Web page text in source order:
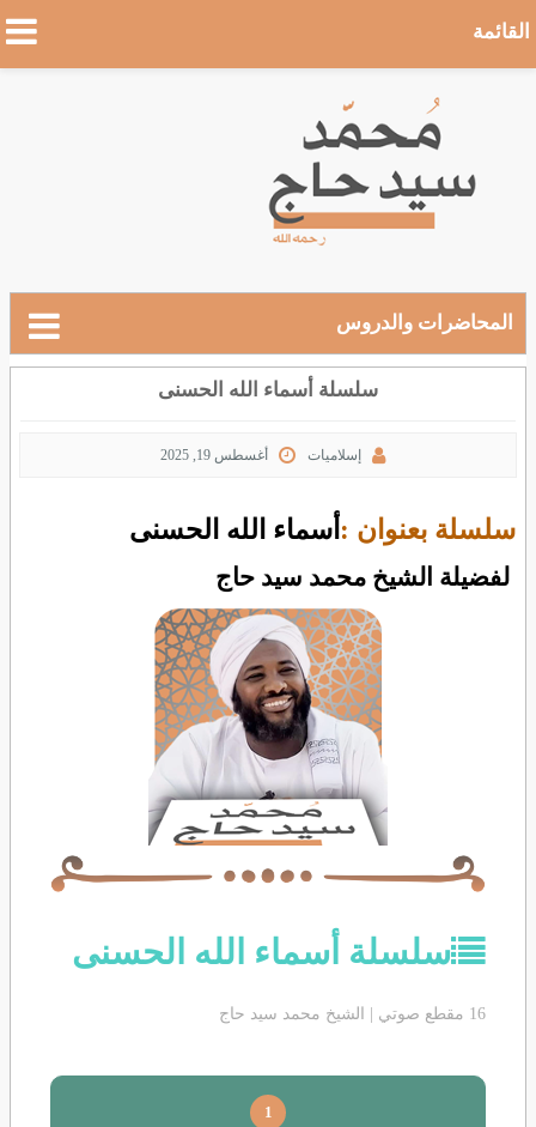
القائمة
المحاضرات والدروس
سلسلة أسماء الله الحسنى
إسلاميات أغسطس 19, 2025
سلسلة بعنوان : أسماء الله الحسنى
لفضيلة الشيخ محمد سيد حاج
سلسلة أسماء الله الحسنى
16 مقطع صوتي | الشيخ محمد سيد حاج
1